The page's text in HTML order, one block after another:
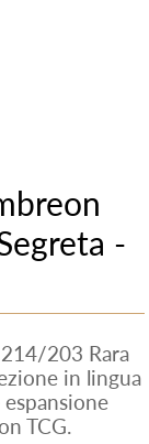
-
203 Rara
in lingua
TCG.